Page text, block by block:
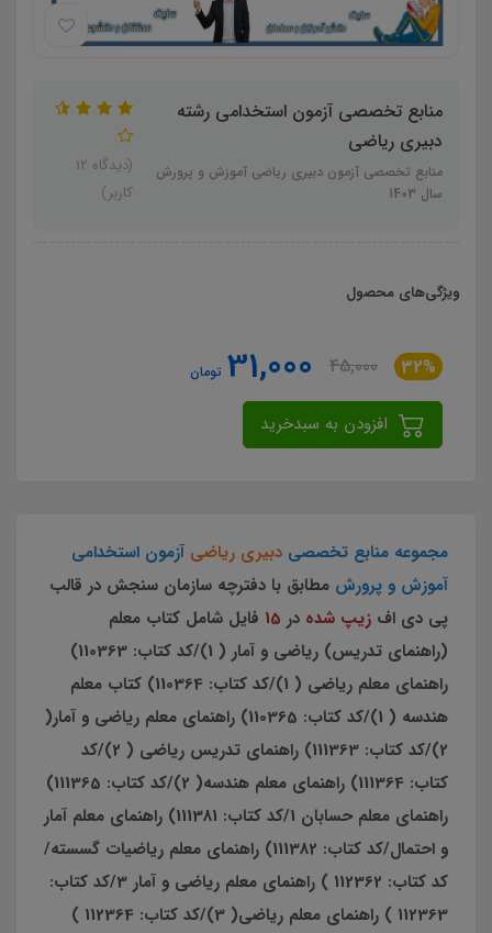
منابع تخصصی آزمون استخدامی رشته
دبیری ریاضی
منابع تخصصی آزمون دبیری ریاضی آموزش و پرورش
سال 1403
(دیدگاه 12
کاربر)
ویژگی‌های محصول
32%
45,000
31,000 تومان
مجموعه منابع تخصصی دبیری ریاضی آزمون استخدامی
آموزش و پرورش مطابق با دفترچه سازمان سنجش در قالب
پی دی اف زیپ شده در 15 فایل شامل كتاب معلم
(راهنماي تدريس) رياضي و آمار ( 1)/كد كتاب: 110363)
راهنماي معلم رياضي ( 1)/كد كتاب: 110364) كتاب معلم
هندسه ( 1)/كد كتاب: 110365) راهنماي معلم رياضي و آمار(
2)/كد كتاب: 111363) راهنماي تدريس رياضي ( 2)/كد
كتاب: 111364) راهنماي معلم هندسه( 2)/كد كتاب: 111365)
راهنماي معلم حسابان 1/كد كتاب: 111381) راهنماي معلم آمار
و احتمال/كد كتاب: 111382) راهنماي معلم رياضيات گسسته/
كد كتاب: 112362 ) راهنماي معلم رياضي و آمار 3/كد كتاب:
112363 ) راهنماي معلم رياضي( 3)/كد كتاب: 112364 )